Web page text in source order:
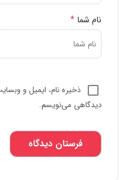
نام شما *
ذخیره نام، ایمیل و
دیدگاهی می‌نویسم.